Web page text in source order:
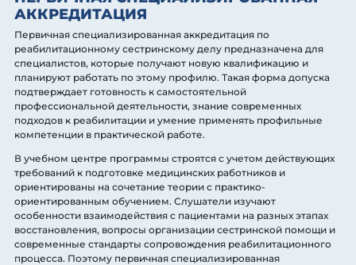
АККРЕДИТАЦИЯ
Первичная специализированная аккредитация по
реабилитационному сестринскому делу предназначена для
специалистов, которые получают новую квалификацию и
планируют работать по этому профилю. Такая форма допуска
подтверждает готовность к самостоятельной
профессиональной деятельности, знание современных
подходов к реабилитации и умение применять профильные
компетенции в практической работе.
В учебном центре программы строятся с учетом действующих
требований к подготовке медицинских работников и
ориентированы на сочетание теории с практико-
ориентированным обучением. Слушатели изучают
особенности взаимодействия с пациентами на разных этапах
восстановления, вопросы организации сестринской помощи и
современные стандарты сопровождения реабилитационного
процесса. Поэтому первичная специализированная